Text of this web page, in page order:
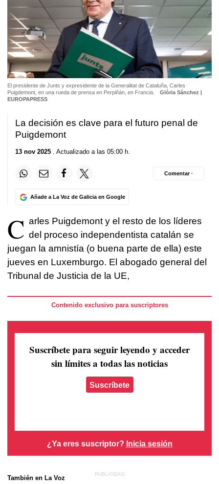
El presidente de Junts y expresidente de la Generalitat de Cataluña, Carles
Puigdemont, en una rueda de prensa en Perpiñán, en Francia.
Glòria Sánchez |
EUROPAPRESS
La decisión es clave para el futuro penal de
Puigdemont
13 nov 2025 . Actualizado a las 05:00 h.
Añade a La Voz de Galicia en Google
Comentar ·
C arles Puigdemont y el resto de los líderes
del proceso independentista catalán se
juegan la amnistía (o buena parte de ella) este
jueves en Luxemburgo. El abogado general del
Tribunal de Justicia de la UE,
Contenido exclusivo para suscriptores
Suscríbete para seguir leyendo y acceder
sin límites a todas las noticias
Suscríbete
¿Ya eres suscriptor? Inicia sesión
También en La Voz